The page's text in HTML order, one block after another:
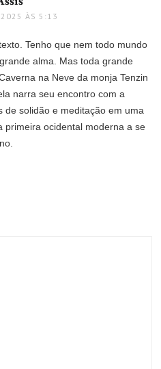
2025 ÀS 5:13
Tenho que nem todo mundo
alma. Mas toda grande
na Neve da monja Tenzin
narra seu encontro com a
de solidão e meditação em uma
primeira ocidental moderna a se